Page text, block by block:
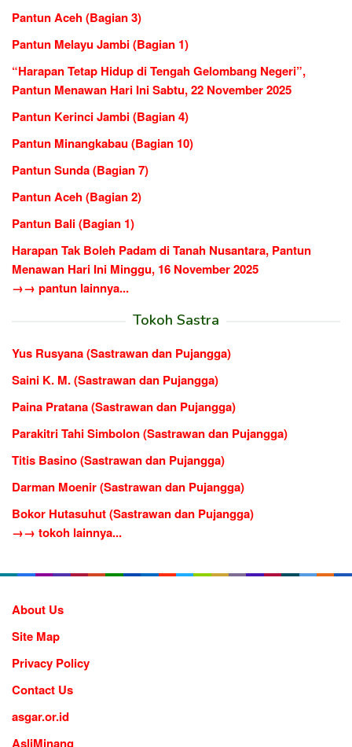
Pantun Aceh (Bagian 3)
Pantun Melayu Jambi (Bagian 1)
“Harapan Tetap Hidup di Tengah Gelombang Negeri”,
Pantun Menawan Hari Ini Sabtu, 22 November 2025
Pantun Kerinci Jambi (Bagian 4)
Pantun Minangkabau (Bagian 10)
Pantun Sunda (Bagian 7)
Pantun Aceh (Bagian 2)
Pantun Bali (Bagian 1)
Harapan Tak Boleh Padam di Tanah Nusantara, Pantun
Menawan Hari Ini Minggu, 16 November 2025
→→ pantun lainnya...
Tokoh Sastra
Yus Rusyana (Sastrawan dan Pujangga)
Saini K. M. (Sastrawan dan Pujangga)
Paina Pratana (Sastrawan dan Pujangga)
Parakitri Tahi Simbolon (Sastrawan dan Pujangga)
Titis Basino (Sastrawan dan Pujangga)
Darman Moenir (Sastrawan dan Pujangga)
Bokor Hutasuhut (Sastrawan dan Pujangga)
→→ tokoh lainnya...
About Us
Site Map
Privacy Policy
Contact Us
asgar.or.id
AsliMinang